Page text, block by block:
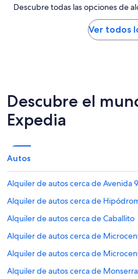
Descubre todas las opciones de
Ver todos
Descubre el
Expedia
Autos
Alquiler de autos cerca de Avenida
Alquiler de autos cerca de
Alquiler de autos cerca de Caballito
Alquiler de autos cerca de
Alquiler de autos cerca de
Alquiler de autos cerca de